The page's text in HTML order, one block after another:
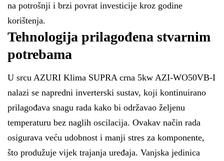
na potrošnji i brzi povrat investicije kroz godine
korištenja.
Tehnologija prilagođena stvarnim
potrebama
U srcu AZURI Klima SUPRA crna 5kw AZI-WO50VB-I
nalazi se napredni inverterski sustav, koji kontinuirano
prilagođava snagu rada kako bi održavao željenu
temperaturu bez naglih oscilacija. Ovakav način rada
osigurava veću udobnost i manji stres za komponente,
što produžuje vijek trajanja uređaja. Vanjska jedinica